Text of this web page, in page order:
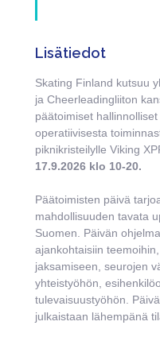
Lisätiedot
Skating Finland kutsuu
ja Cheerleadingliiton
päätoimiset
operatiivisesta
piknikristeilylle Viking
17.9.2026 klo 10-20.
Päätoimisten päivä
mahdollisuuden tavata
Suomen. Päivän
ajankohtaisiin
jaksamiseen, seurojen
yhteistyöhön,
tulevaisuustyöhön.
julkaistaan lähempänä